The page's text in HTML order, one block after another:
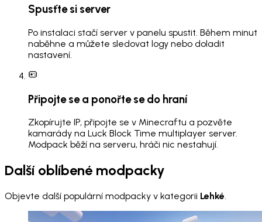
Spusťte si server
Po instalaci stačí server v panelu spustit. Během minut
naběhne a můžete sledovat logy nebo doladit
nastavení.
Připojte se a ponořte se do hraní
Zkopírujte IP, připojte se v Minecraftu a pozvěte
kamarády na Luck Block Time multiplayer server.
Modpack běží na serveru, hráči nic nestahují.
Další oblíbené modpacky
Objevte další populární modpacky v kategorii Lehké.